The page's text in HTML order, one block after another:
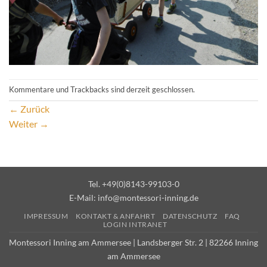
Kommentare und Trackbacks sind derzeit geschlossen.
← Zurück
Weiter →
Tel. +49(0)8143-99103-0
E-Mail: info@montessori-inning.de
IMPRESSUM KONTAKT & ANFAHRT DATENSCHUTZ
FAQ
LOGIN INTRANET
Montessori Inning am Ammersee | Landsberger Str. 2 | 82266 Inning
am Ammersee